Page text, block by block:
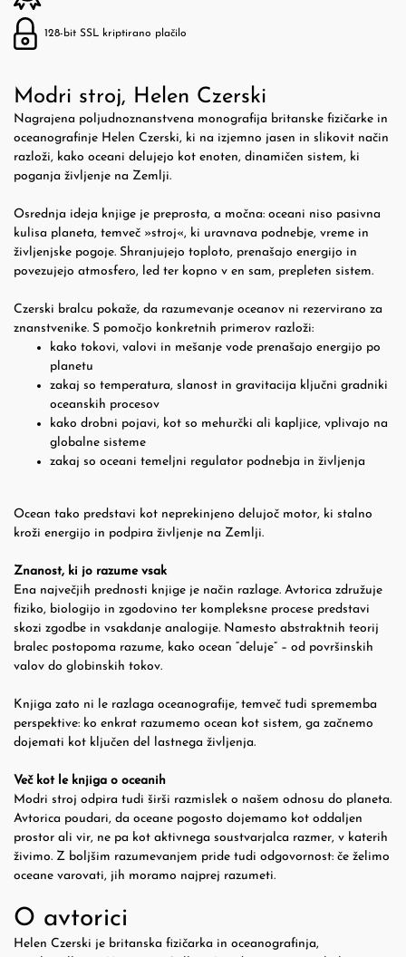
128-bit SSL kriptirano plačilo
Modri stroj, Helen Czerski
Nagrajena poljudnoznanstvena monografija britanske fizičarke in
oceanografinje Helen Czerski, ki na izjemno jasen in slikovit način
razloži, kako oceani delujejo kot enoten, dinamičen sistem, ki
poganja življenje na Zemlji.
Osrednja ideja knjige je preprosta, a močna: oceani niso pasivna
kulisa planeta, temveč »stroj«, ki uravnava podnebje, vreme in
življenjske pogoje. Shranjujejo toploto, prenašajo energijo in
povezujejo atmosfero, led ter kopno v en sam, prepleten sistem.
Czerski bralcu pokaže, da razumevanje oceanov ni rezervirano za
znanstvenike. S pomočjo konkretnih primerov razloži:
kako tokovi, valovi in mešanje vode prenašajo energijo po
planetu
zakaj so temperatura, slanost in gravitacija ključni gradniki
oceanskih procesov
kako drobni pojavi, kot so mehurčki ali kapljice, vplivajo na
globalne sisteme
zakaj so oceani temeljni regulator podnebja in življenja
Ocean tako predstavi kot neprekinjeno delujoč motor, ki stalno
kroži energijo in podpira življenje na Zemlji.
Znanost, ki jo razume vsak
Ena največjih prednosti knjige je način razlage. Avtorica združuje
fiziko, biologijo in zgodovino ter kompleksne procese predstavi
skozi zgodbe in vsakdanje analogije. Namesto abstraktnih teorij
bralec postopoma razume, kako ocean “deluje” – od površinskih
valov do globinskih tokov.
Knjiga zato ni le razlaga oceanografije, temveč tudi sprememba
perspektive: ko enkrat razumemo ocean kot sistem, ga začnemo
dojemati kot ključen del lastnega življenja.
Več kot le knjiga o oceanih
Modri stroj odpira tudi širši razmislek o našem odnosu do planeta.
Avtorica poudari, da oceane pogosto dojemamo kot oddaljen
prostor ali vir, ne pa kot aktivnega soustvarjalca razmer, v katerih
živimo. Z boljšim razumevanjem pride tudi odgovornost: če želimo
oceane varovati, jih moramo najprej razumeti.
O avtorici
Helen Czerski je britanska fizičarka in oceanografinja,